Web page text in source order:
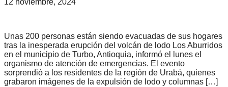
12 noviembre, 2024
Unas 200 personas están siendo evacuadas de sus hogares
tras la inesperada erupción del volcán de lodo Los Aburridos
en el municipio de Turbo, Antioquia, informó el lunes el
organismo de atención de emergencias. El evento
sorprendió a los residentes de la región de Urabá, quienes
grabaron imágenes de la expulsión de lodo y columnas […]